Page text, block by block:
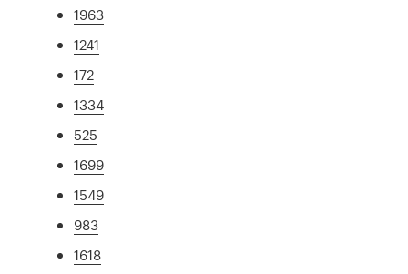
1963
1241
172
1334
525
1699
1549
983
1618